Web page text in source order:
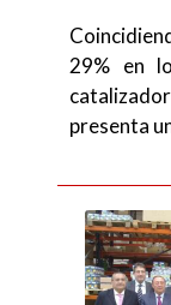
29% en
presenta